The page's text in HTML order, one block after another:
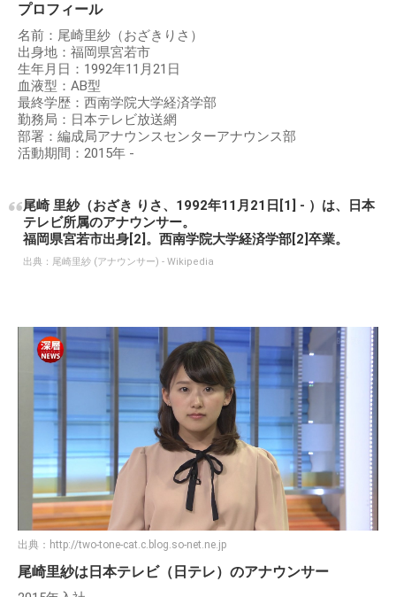
プロフィール
名前：尾崎里紗（おざきりさ）
出身地：福岡県宮若市
生年月日：1992年11月21日
血液型：AB型
最終学歴：西南学院大学経済学部
勤務局：日本テレビ放送網
部署：編成局アナウンスセンターアナウンス部
活動期間：2015年 -
尾崎 里紗（おざき りさ、1992年11月21日[1] - ）は、日本
テレビ所属のアナウンサー。
福岡県宮若市出身[2]。西南学院大学経済学部[2]卒業。
出典： 尾崎里紗 (アナウンサー) - Wikipedia
出典： http://two-tone-cat.c.blog.so-net.ne.jp
尾崎里紗は日本テレビ（日テレ）のアナウンサー